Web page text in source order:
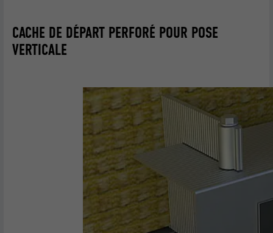
CACHE DE DÉPART PERFORÉ POUR POSE
VERTICALE